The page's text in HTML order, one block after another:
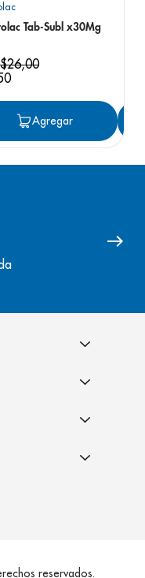
Agregar
Tab-Subl x30Mg
$26,00
Agregar
reservados.